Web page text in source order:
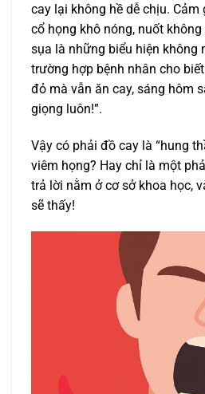
cay lại không hề dễ chịu.
cổ họng khô nóng, nuốt
sụa là những biểu hiện không
trường hợp bệnh nhân cho
đỏ mà vẫn ăn cay, sáng hôm
giọng luôn!”.
Vậy có phải đồ cay là “hung
viêm họng? Hay chỉ là một
trả lời nằm ở cơ sở khoa học,
sẽ thấy!